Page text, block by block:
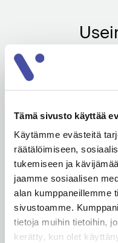
Tämä sivusto käyttää
Käytämme evästeitä
räätälöimiseen,
tukemiseen ja
jaamme sosiaalisen
alan kumppaneillemme
sivustoamme.
tietoja muihin tietoihin,
kerätty, kun olet
Mihin tämä on
Soveltuuko
kiinteistöömme?